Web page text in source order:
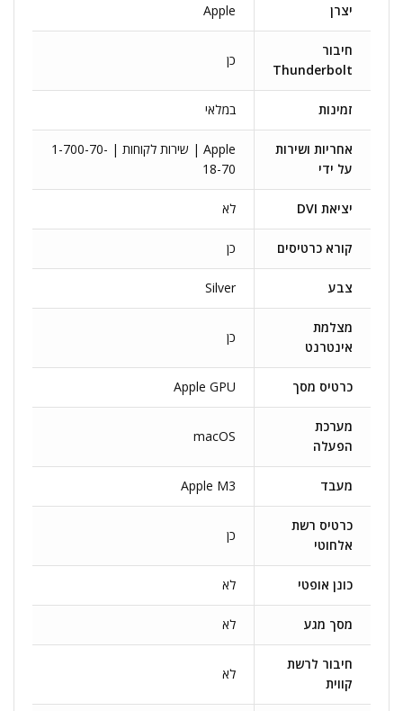
יצרן Apple
חיבור
Thunderbolt
כן
זמינות במלאי
אחריות ושירות
על ידי
Apple | שירות לקוחות | 1-700-70-
18-70
יציאת DVI לא
קורא כרטיסים כן
צבע Silver
מצלמת
אינטרנט
כן
כרטיס מסך Apple GPU
מערכת
הפעלה
macOS
מעבד Apple M3
כרטיס רשת
אלחוטי
כן
כונן אופטי לא
מסך מגע לא
חיבור לרשת
קווית
לא